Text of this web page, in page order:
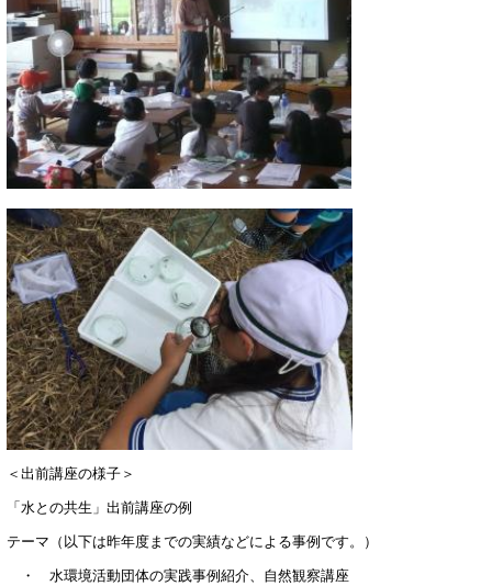
＜出前講座の様子＞
「水との共生」出前講座の例
テーマ（以下は昨年度までの実績などによる事例です。）
・ 水環境活動団体の実践事例紹介、自然観察講座